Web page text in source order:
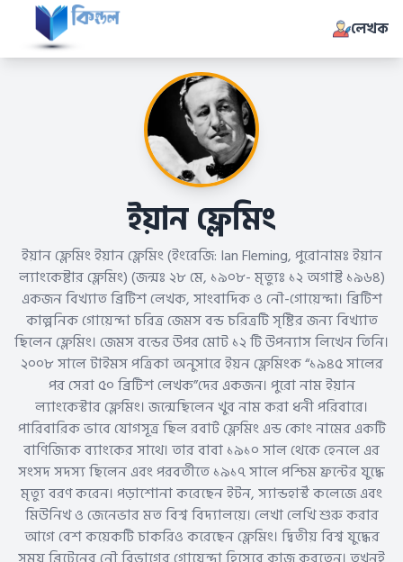
লেখক
ইয়ান ফ্লেমিং
ইয়ান ফ্লেমিং ইয়ান ফ্লেমিং (ইংরেজি: Ian Fleming, পুরোনামঃ ইয়ান
ল্যাংকেষ্টার ফ্লেমিং) (জন্মঃ ২৮ মে, ১৯০৮- মৃত্যুঃ ১২ অগাষ্ট ১৯৬৪)
একজন বিখ্যাত ব্রিটিশ লেখক, সাংবাদিক ও নৌ-গোয়েন্দা। ব্রিটিশ
কাল্পনিক গোয়েন্দা চরিত্র জেমস বন্ড চরিত্রটি সৃষ্টির জন্য বিখ্যাত
ছিলেন ফ্লেমিং। জেমস বন্ডের উপর মোট ১২ টি উপন্যাস লিখেন তিনি।
২০০৮ সালে টাইমস পত্রিকা অনুসারে ইয়ন ফ্লেমিংক “১৯৪৫ সালের
পর সেরা ৫০ ব্রিটিশ লেখক”দের একজন। পুরো নাম ইয়ান
ল্যাংকেস্টার ফ্লেমিং। জন্মেছিলেন খুব নাম করা ধনী পরিবারে।
পারিবারিক ভাবে যোগসূত্র ছিল রবার্ট ফ্লেমিং এন্ড কোং নামের একটি
বাণিজ্যিক ব্যাংকের সাথে। তার বাবা ১৯১০ সাল থেকে হেনলে এর
সংসদ সদস্য ছিলেন এবং পরবর্তীতে ১৯১৭ সালে পশ্চিম ফ্রন্টের যুদ্ধে
মৃত্যু বরণ করেন। পড়াশোনা করেছেন ইটন, স্যান্ডহার্স্ট কলেজে এবং
মিউনিখ ও জেনেভার মত বিশ্ব বিদ্যালয়ে। লেখা লেখি শুরু করার
আগে বেশ কয়েকটি চাকরিও করেছেন ফ্লেমিং। দ্বিতীয় বিশ্ব যুদ্ধের